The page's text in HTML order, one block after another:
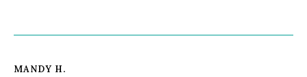
MANDY H.